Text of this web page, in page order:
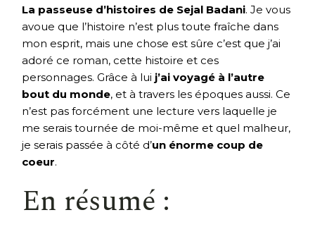
La passeuse d’histoires de Sejal Badani. Je vous
avoue que l’histoire n’est plus toute fraîche dans
mon esprit, mais une chose est sûre c’est que j’ai
adoré ce roman, cette histoire et ces
personnages. Grâce à lui j’ai voyagé à l’autre
bout du monde, et à travers les époques aussi. Ce
n’est pas forcément une lecture vers laquelle je
me serais tournée de moi-même et quel malheur,
je serais passée à côté d’un énorme coup de
coeur.
En résumé :